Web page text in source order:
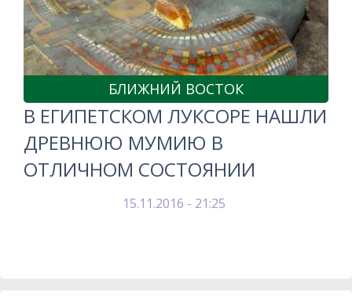
БЛИЖНИЙ ВОСТОК
В ЕГИПЕТСКОМ ЛУКСОРЕ НАШЛИ
ДРЕВНЮЮ МУМИЮ В
ОТЛИЧНОМ СОСТОЯНИИ
15.11.2016 - 21:25